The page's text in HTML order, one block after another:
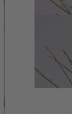
Kränze und
Vielseitige
Gartenvögeln
Die Vogelanhänger